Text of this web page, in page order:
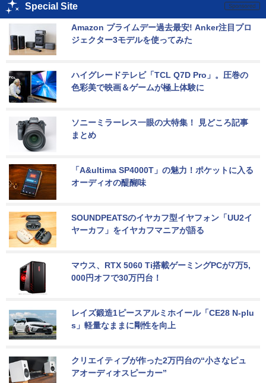
Special Site
Amazon プライムデー過去最安! Anker注目プロ
ジェクター3モデルを使ってみた
ハイグレードテレビ「TCL Q7D Pro」。圧巻の
色彩美で映画＆ゲームが極上体験に
ソニーミラーレス一眼の大特集！ 見どころ記事
まとめ
「A&ultima SP4000T」の魅力！ポケットに入る
オーディオの醍醐味
SOUNDPEATSのイヤカフ型イヤフォン「UU2イ
ヤーカフ」をイヤカフマニアが語る
マウス、RTX 5060 Ti搭載ゲーミングPCが7万5,
000円オフで30万円台！
レイズ鍛造1ピースアルミホイール「CE28 N-plu
s」軽量なままに剛性を向上
クリエイティブが作った2万円台の“小さなピュ
アオーディオスピーカー”